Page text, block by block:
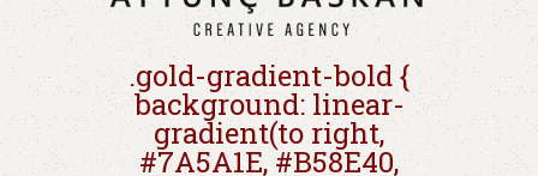
.gold-gradient-bold {
background: linear-
gradient(to right,
#7A5A1E, #B58E40,